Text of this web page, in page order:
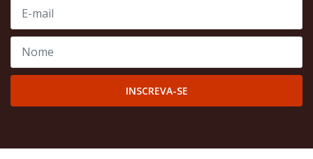
INSCREVA-SE